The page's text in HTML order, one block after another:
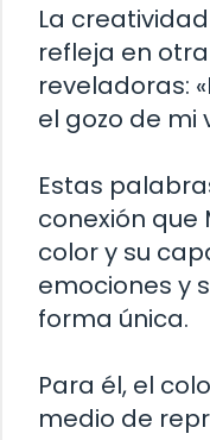
La
refleja en
reveladoras:
el gozo de mi
Estas
conexión que
color y su
emociones y
forma única.
Para él, el
medio de